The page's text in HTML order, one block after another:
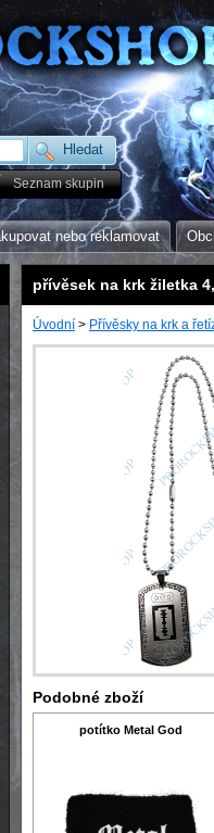
Seznam skupin
nebo reklamovat
přívěsek na krk žiletka
Úvodní > Přívěsky na krk a
Podobné zboží
potítko Metal God